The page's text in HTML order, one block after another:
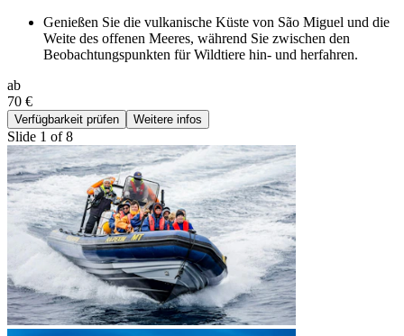
Genießen Sie die vulkanische Küste von São Miguel und die
Weite des offenen Meeres, während Sie zwischen den
Beobachtungspunkten für Wildtiere hin- und herfahren.
ab
70 €
Verfügbarkeit prüfen Weitere infos
Slide 1 of 8